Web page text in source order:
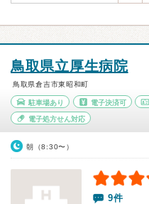
鳥取県立厚生病院
鳥取県倉吉市東昭和町
駐車場あり 電子決済可
電子処方せん対応
朝（8:30〜）
9件